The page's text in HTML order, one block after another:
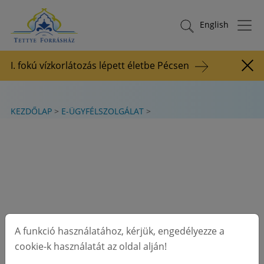
Tovább a tartalomhoz
TETTYE FORRÁSHÁZ Zrt. Keresés indítása
English
I. fokú vízkorlátozás lépett életbe Pécsen
KEZDŐLAP E-ÜGYFÉLSZOLGÁLAT
A funkció használatához, kérjük, engedélyezze a
cookie-k használatát az oldal alján!